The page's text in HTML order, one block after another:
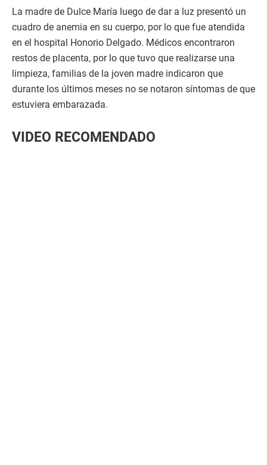
La madre de Dulce María luego de dar a luz presentó un
cuadro de anemia en su cuerpo, por lo que fue atendida
en el hospital Honorio Delgado. Médicos encontraron
restos de placenta, por lo que tuvo que realizarse una
limpieza, familias de la joven madre indicaron que
durante los últimos meses no se notaron síntomas de que
estuviera embarazada.
VIDEO RECOMENDADO